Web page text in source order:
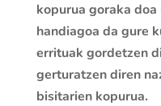
kopurua goraka
handiagoa da gure
errituak gordetzen
gerturatzen diren
bisitarien kopurua.